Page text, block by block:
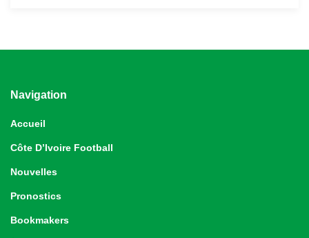
Navigation
Accueil
Côte D’Ivoire Football
Nouvelles
Pronostics
Bookmakers